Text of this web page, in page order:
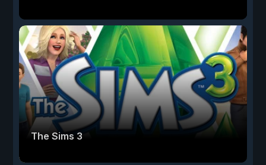
The Sims 3